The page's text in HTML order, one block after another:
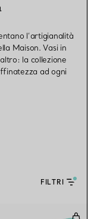
l’artigianalità
Maison. Vasi in
la collezione
ad ogni
FILTRI
e lana